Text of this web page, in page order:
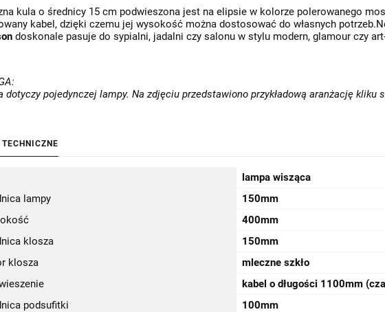
Do koszyka
265,00 zł
kula o średnicy 15 cm podwieszona jest na elipsie w kolorze polerowanego
kabel, dzięki czemu jej wysokość można dostosować do własnych
doskonale pasuje do sypialni, jadalni czy salonu w stylu modern, glamour czy
dotyczy pojedynczej lampy. Na zdjęciu przedstawiono przykładową aranżację kliku
lampa wisząca
lampy
150mm
400mm
klosza
150mm
klosza
mleczne szkło
kabel o długości 1100mm
podsufitki
100mm